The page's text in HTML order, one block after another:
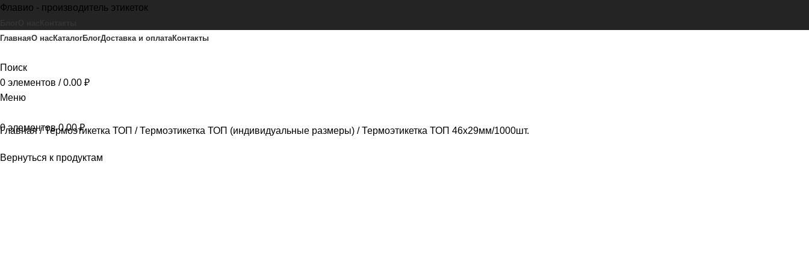
Флавио - производитель этикеток
ГлавнаяО насКаталогБлогДоставка и оплатаКонтакты
Поиск
0 элементов / 0.00 ₽
Меню
0элементов 0.00₽
Главная Термоэтикетка ТОП Термоэтикетка ТОП (индивидуальные размеры) Термоэтикетка ТОП 46х29мм/1000шт.
Вернуться к продуктам